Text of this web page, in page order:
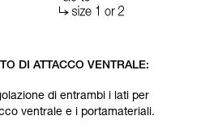
DI ATTACCO VENTRALE:
di entrambi i lati per
ventrale e i portamateriali.